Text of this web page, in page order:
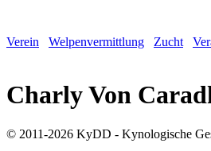
Verein Welpenvermittlung Zucht
Charly Von
© 2011-2026 KyDD - Kynologische